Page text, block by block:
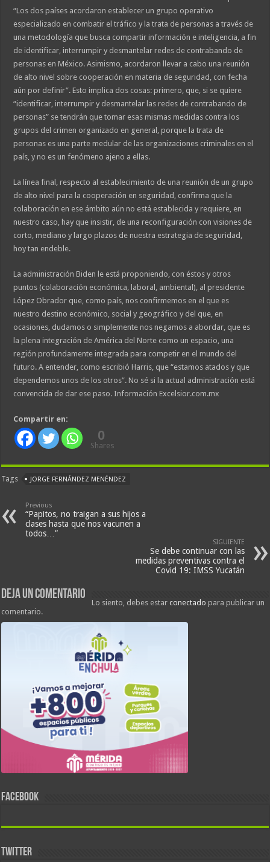
“Los dos países acordaron establecer un grupo operativo
especializado en combatir el tráfico y la trata de personas a través de
una metodología que busca compartir información e inteligencia, a fin
de identificar, interrumpir y desmantelar redes de contrabando de
personas en México. Asimismo, acordaron llevar a cabo una reunión
de alto nivel sobre cooperación en materia de seguridad, con fecha
aún por definir”. Esto implica dos cosas: primero, que, si se quiere
“identificar, interrumpir y desmantelar las redes de contrabando de
personas” se tendrán que tomar esas mismas medidas contra los
grupos del crimen organizado en general, porque la trata de
personas es una parte medular de las organizaciones criminales en el
país, y no es un fenómeno ajeno a ellas.
La línea final, respecto al establecimiento de una reunión de un grupo
de alto nivel para la cooperación en seguridad, confirma que la
colaboración en ese ámbito aún no está establecida y requiere, en
nuestro caso, hay que insistir, de una reconfiguración con visiones de
corto, mediano y largo plazos de nuestra estrategia de seguridad,
hoy tan endeble.
La administración Biden le está proponiendo, con éstos y otros
puntos (colaboración económica, laboral, ambiental), al presidente
López Obrador que, como país, nos confirmemos en el que es
nuestro destino económico, social y geográfico y del que, en
ocasiones, dudamos o simplemente nos negamos a abordar, que es
la plena integración de América del Norte como un espacio, una
región profundamente integrada para competir en el mundo del
futuro. A entender, como escribió Harris, que “estamos atados y que
dependemos unos de los otros”. No sé si la actual administración está
convencida de dar ese paso. Información Excelsior.com.mx
Compartir en:
0
Shares
Tags JORGE FERNÁNDEZ MENÉNDEZ
Previous
“Papitos, no traigan a sus hijos a
clases hasta que nos vacunen a
todos…”
SIGUIENTE
Se debe continuar con las
medidas preventivas contra el
Covid 19: IMSS Yucatán
Deja un comentario
Lo siento, debes estarconectado para publicar un
comentario.
FACEBOOK
TWITTER